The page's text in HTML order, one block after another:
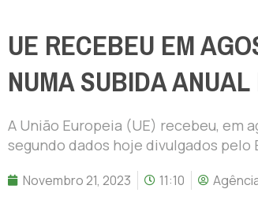
UE RECEBEU EM
NUMA SUBIDA
A União Europeia (UE) recebeu, em
segundo dados hoje divulgados pelo
Novembro 21, 2023 11:10